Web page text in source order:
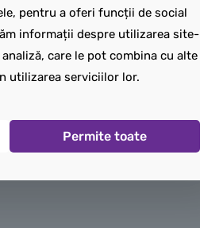
pentru a oferi funcții de social
informații despre utilizarea site-
care le pot combina cu alte
utilizarea serviciilor lor.
Permite toate